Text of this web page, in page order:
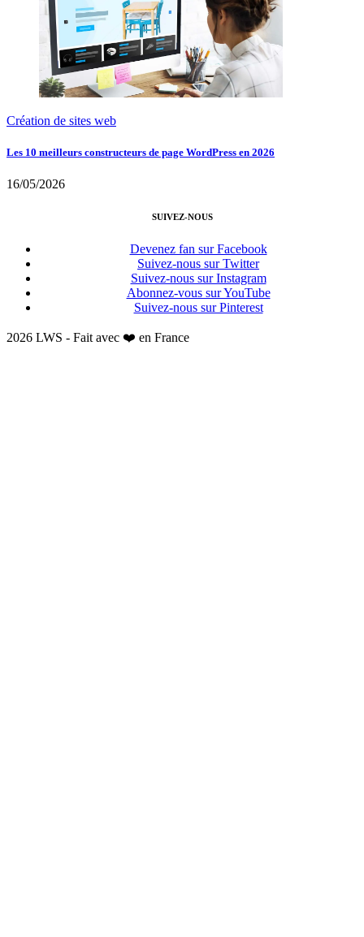
Création de sites web
Les 10 meilleurs constructeurs de page WordPress en 2026
16/05/2026
SUIVEZ-NOUS
Devenez fan sur Facebook
Suivez-nous sur Twitter
Suivez-nous sur Instagram
Abonnez-vous sur YouTube
Suivez-nous sur Pinterest
2026 LWS - Fait avec ❤️ en France